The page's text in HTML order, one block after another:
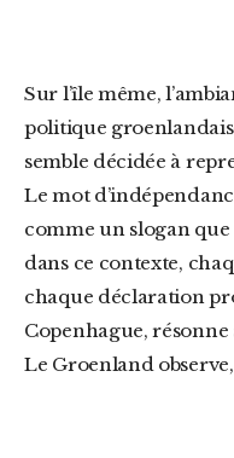
Sur l’île même, l’ambiance est plus trouble. La classe
politique
semble décidée à
Le mot
comme un slogan
dans ce contexte,
chaque déclaration
Copenhague,
Le Groenland